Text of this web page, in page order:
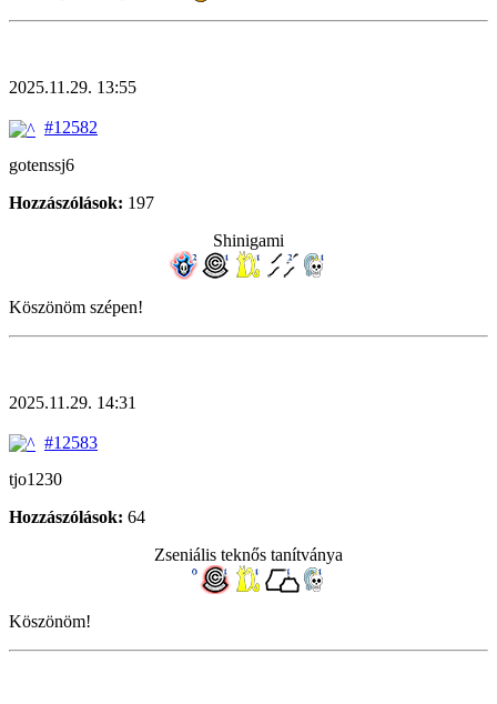
2025.11.29. 13:55
#12582
gotenssj6
Hozzászólások: 197
Shinigami
Köszönöm szépen!
2025.11.29. 14:31
#12583
tjo1230
Hozzászólások: 64
Zseniális teknős tanítványa
Köszönöm!